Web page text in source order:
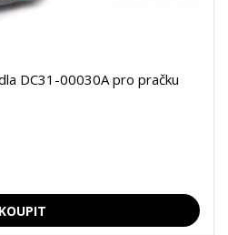
DC31-00030A pro pračku